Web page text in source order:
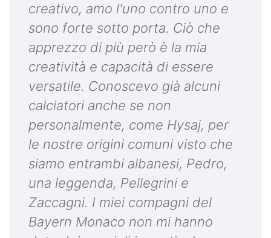
creativo, amo l'uno contro uno e
sono forte sotto porta. Ciò che
apprezzo di più però è la mia
creatività e capacità di essere
versatile. Conoscevo già alcuni
calciatori anche se non
personalmente, come Hysaj, per
le nostre origini comuni visto che
siamo entrambi albanesi, Pedro,
una leggenda, Pellegrini e
Zaccagni. I miei compagni del
Bayern Monaco non mi hanno